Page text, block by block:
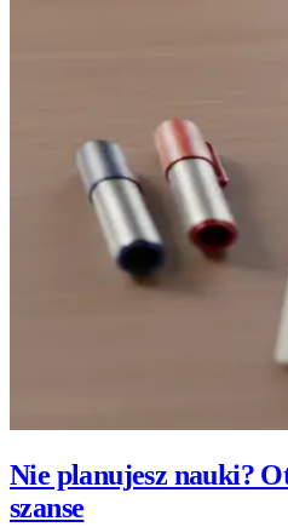
Nie planujesz nauki?
szanse